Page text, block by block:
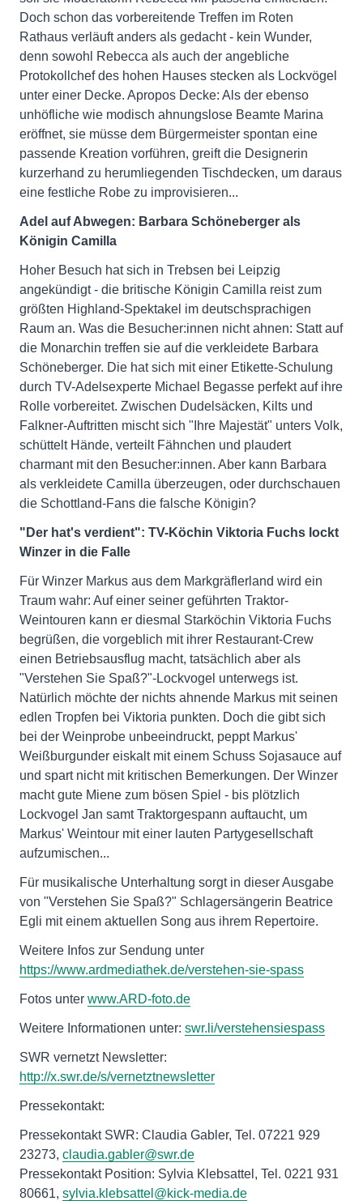
Doch schon das vorbereitende Treffen im Roten
Rathaus verläuft anders als gedacht - kein Wunder,
denn sowohl Rebecca als auch der angebliche
Protokollchef des hohen Hauses stecken als Lockvögel
unter einer Decke. Apropos Decke: Als der ebenso
unhöfliche wie modisch ahnungslose Beamte Marina
eröffnet, sie müsse dem Bürgermeister spontan eine
passende Kreation vorführen, greift die Designerin
kurzerhand zu herumliegenden Tischdecken, um daraus
eine festliche Robe zu improvisieren...
Adel auf Abwegen: Barbara Schöneberger als
Königin Camilla
Hoher Besuch hat sich in Trebsen bei Leipzig
angekündigt - die britische Königin Camilla reist zum
größten Highland-Spektakel im deutschsprachigen
Raum an. Was die Besucher:innen nicht ahnen: Statt auf
die Monarchin treffen sie auf die verkleidete Barbara
Schöneberger. Die hat sich mit einer Etikette-Schulung
durch TV-Adelsexperte Michael Begasse perfekt auf ihre
Rolle vorbereitet. Zwischen Dudelsäcken, Kilts und
Falkner-Auftritten mischt sich "Ihre Majestät" unters Volk,
schüttelt Hände, verteilt Fähnchen und plaudert
charmant mit den Besucher:innen. Aber kann Barbara
als verkleidete Camilla überzeugen, oder durchschauen
die Schottland-Fans die falsche Königin?
"Der hat's verdient": TV-Köchin Viktoria Fuchs lockt
Winzer in die Falle
Für Winzer Markus aus dem Markgräflerland wird ein
Traum wahr: Auf einer seiner geführten Traktor-
Weintouren kann er diesmal Starköchin Viktoria Fuchs
begrüßen, die vorgeblich mit ihrer Restaurant-Crew
einen Betriebsausflug macht, tatsächlich aber als
"Verstehen Sie Spaß?"-Lockvogel unterwegs ist.
Natürlich möchte der nichts ahnende Markus mit seinen
edlen Tropfen bei Viktoria punkten. Doch die gibt sich
bei der Weinprobe unbeeindruckt, peppt Markus'
Weißburgunder eiskalt mit einem Schuss Sojasauce auf
und spart nicht mit kritischen Bemerkungen. Der Winzer
macht gute Miene zum bösen Spiel - bis plötzlich
Lockvogel Jan samt Traktorgespann auftaucht, um
Markus' Weintour mit einer lauten Partygesellschaft
aufzumischen...
Für musikalische Unterhaltung sorgt in dieser Ausgabe
von "Verstehen Sie Spaß?" Schlagersängerin Beatrice
Egli mit einem aktuellen Song aus ihrem Repertoire.
Weitere Infos zur Sendung unter
https://www.ardmediathek.de/verstehen-sie-spass
Fotos unter www.ARD-foto.de
Weitere Informationen unter: swr.li/verstehensiespass
SWR vernetzt Newsletter:
http://x.swr.de/s/vernetztnewsletter
Pressekontakt:
Pressekontakt SWR: Claudia Gabler, Tel. 07221 929
23273, claudia.gabler@swr.de
Pressekontakt Position: Sylvia Klebsattel, Tel. 0221 931
80661, sylvia.klebsattel@kick-media.de